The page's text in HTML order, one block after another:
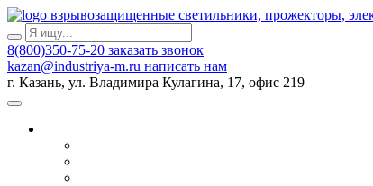
взрывозащищенные светильники, прожекторы,
8(800)350-75-20 заказать звонок
kazan@industriya-m.ru написать нам
г. Казань, ул. Владимира Кулагина, 17, офис 219